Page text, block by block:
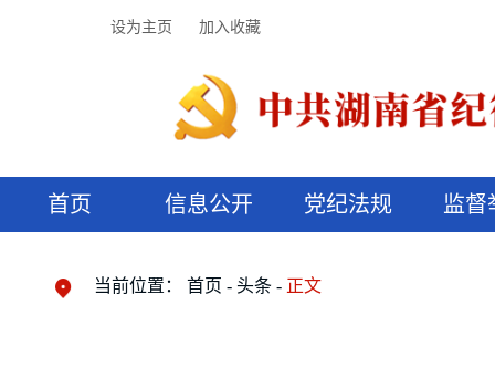
设为主页 加入收藏
首页 信息公开 党纪法规 监督
当前位置： 首页 头条 正文